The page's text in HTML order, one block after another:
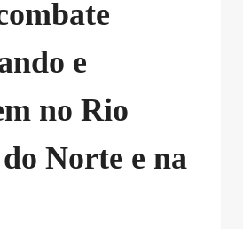
e
no Rio
Norte e na